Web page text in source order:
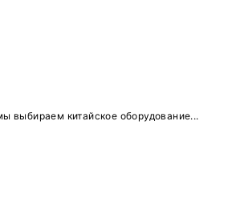
выбираем китайское оборудование...